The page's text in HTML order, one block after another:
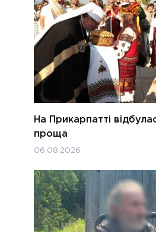
На Прикарпатті
проща
06.08.2026